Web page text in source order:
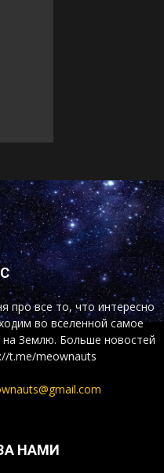
про все то, что интересно
во вселенной самое
Землю. Больше новостей
t.me/meownauts
НАМИ